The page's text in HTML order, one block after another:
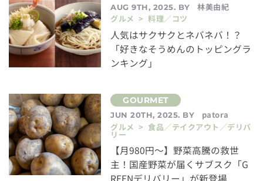
AUG 9TH, 2025. BY
林美由紀
グルメ > 料理／コツ
人気はサクサクとネバネバ！？
「好きなそうめんのトッピングラ
ンキング」
JUN 20TH, 2025. BY
patora
グルメ > 食品／テイクアウト／デリバ
リー
【月980円〜】野菜高騰の救世
主！国産野菜が届くサブスク「G